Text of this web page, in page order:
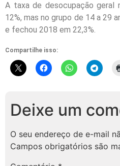
A taxa de desocupação geral
12%, mas no grupo de 14 a 29
e fechou 2018 em 22,3%.
Compartilhe isso:
Deixe um
O seu endereço de e-mail
Campos obrigatórios são